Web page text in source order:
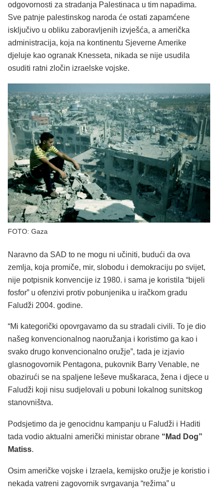
odgovornosti za stradanja Palestinaca u tim napadima.
Sve patnje palestinskog naroda će ostati zapamćene
isključivo u obliku zaboravljenih izvješća, a američka
administracija, koja na kontinentu Sjeverne Amerike
djeluje kao ogranak Knesseta, nikada se nije usudila
osuditi ratni zločin izraelske vojske.
FOTO: Gaza
Naravno da SAD to ne mogu ni učiniti, budući da ova
zemlja, koja promiče, mir, slobodu i demokraciju po svijet,
nije potpisnik konvencije iz 1980. i sama je koristila “bijeli
fosfor” u ofenzivi protiv pobunjenika u iračkom gradu
Faludži 2004. godine.
“Mi kategorički opovrgavamo da su stradali civili. To je dio
našeg konvencionalnog naoružanja i koristimo ga kao i
svako drugo konvencionalno oružje”, tada je izjavio
glasnogovornik Pentagona, pukovnik Barry Venable, ne
obazirući se na spaljene leševe muškaraca, žena i djece u
Faludži koji nisu sudjelovali u pobuni lokalnog sunitskog
stanovništva.
Podsjetimo da je genocidnu kampanju u Faludži i Haditi
tada vodio aktualni američki ministar obrane “Mad Dog”
Matiss.
Osim američke vojske i Izraela, kemijsko oružje je koristio i
nekada vatreni zagovornik svrgavanja “režima” u